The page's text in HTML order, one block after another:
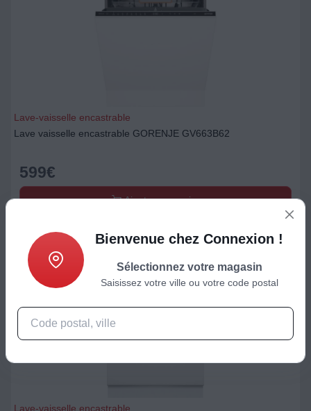
Lave-vaisselle encastrable
Lave vaisselle encastrable GORENJE GV663B62
599€
Ajouter au panier
Lave-vaisselle encastrable
Bienvenue chez Connexion !
Sélectionnez votre magasin
Saisissez votre ville ou votre code postal